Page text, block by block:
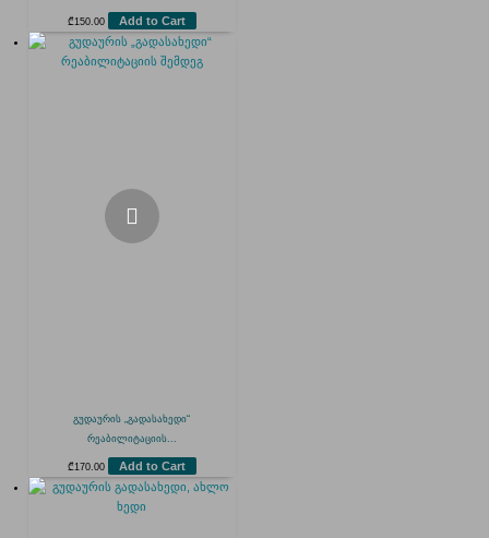
₾150.00 Add to Cart
გუდაურის „გადასახედი“
რეაბილიტაციის...
₾170.00 Add to Cart